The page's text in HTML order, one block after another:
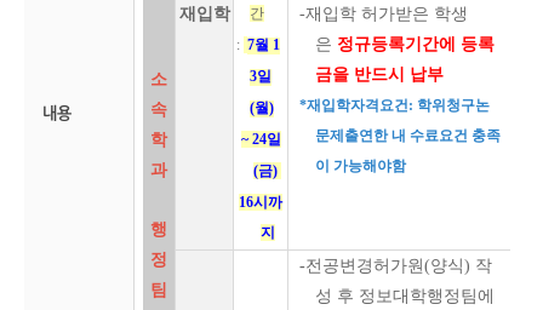
내용
소
속
학
과
행
정
팀
재입학
간
: 7월 1
3일
(월)
~ 24일
(금)
16시까
지
-재입학 허가받은 학생
은 정규등록기간에 등록
금을 반드시 납부
*재입학자격요건: 학위청구논
문제출연한 내 수료요건 충족
이 가능해야함
-전공변경허가원(양식) 작
성 후 정보대학행정팀에